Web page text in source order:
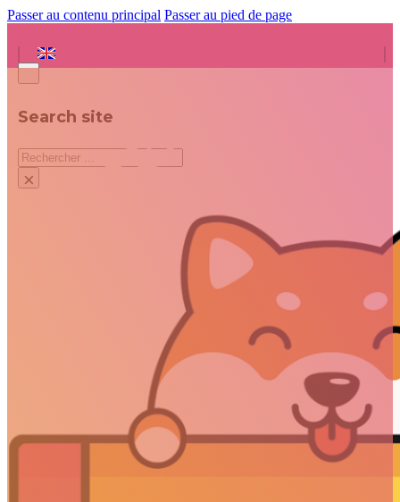
Passer au contenu principal Passer au pied de page
Search site
Rechercher
×
CHEVAL